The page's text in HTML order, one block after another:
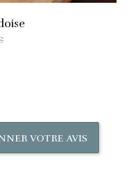
VOTRE AVIS